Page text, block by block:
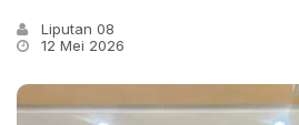
Liputan 08
12 Mei 2026